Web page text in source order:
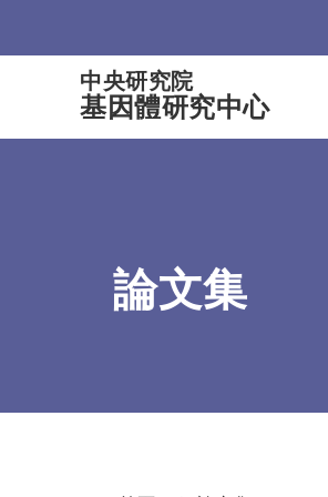
中央研究院
基因體研究中心
論文集